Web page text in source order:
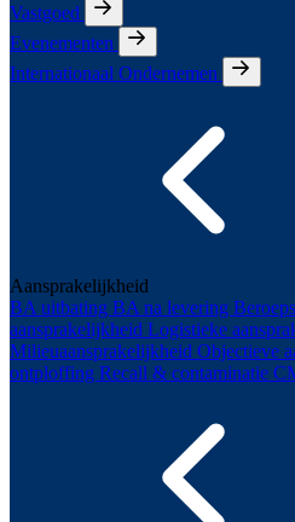
Vastgoed
Evenementen
Internationaal Ondernemen
Aansprakelijkheid
BA uitbating BA na levering
aansprakelijkheid Logistieke
Milieuaansprakelijkheid Objectieve
ontploffing Recall & contaminatie